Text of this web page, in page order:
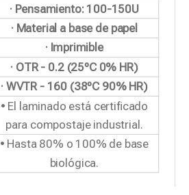
· Pensamiento: 100-150U
· Material a base de papel
· Imprimible
· OTR - 0.2 (25ºC 0% HR)
· WVTR - 160 (38ºC 90% HR)
• El laminado está certificado
para compostaje industrial.
• Hasta 80% o 100% de base
biológica.